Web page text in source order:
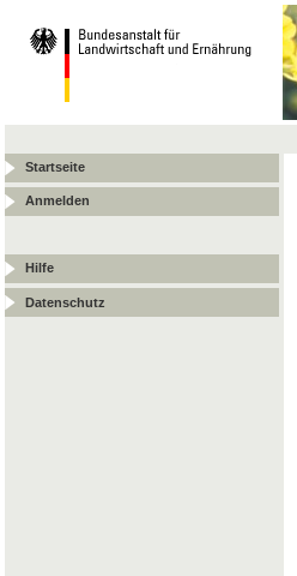
Startseite
Anmelden
Hilfe
Datenschutz